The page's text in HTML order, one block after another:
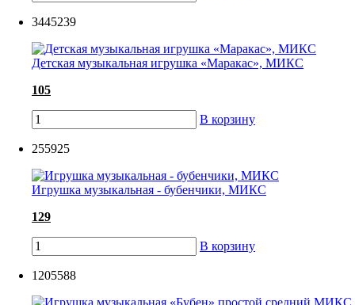
3445239
Детская музыкальная игрушка «Маракас», МИКС
105
В корзину
255925
Игрушка музыкальная - бубенчики, МИКС
129
В корзину
1205588